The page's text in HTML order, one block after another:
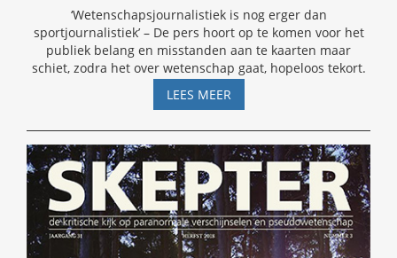
‘Wetenschapsjournalistiek is nog erger dan
sportjournalistiek’ – De pers hoort op te komen voor het
publiek belang en misstanden aan te kaarten maar
schiet, zodra het over wetenschap gaat, hopeloos tekort.
LEES MEERINTERVIEW
MET
LEONID
SCHNEIDER